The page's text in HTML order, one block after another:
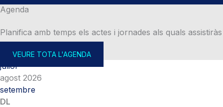
Agenda
Planifica amb temps els actes i jornades als quals assistiràs
VEURE TOTA L'AGENDA
juliol
agost 2026
setembre
DL